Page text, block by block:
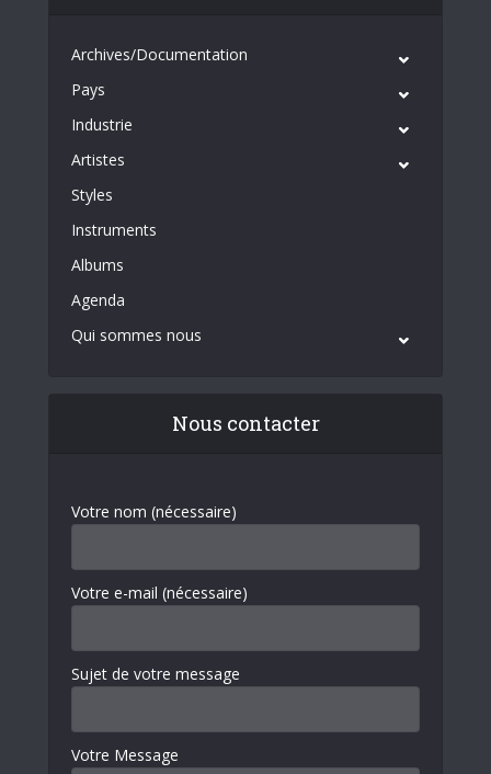
Archives/Documentation
Pays
Industrie
Artistes
Styles
Instruments
Albums
Agenda
Qui sommes nous
Nous contacter
Votre nom (nécessaire)
Votre e-mail (nécessaire)
Sujet de votre message
Votre Message